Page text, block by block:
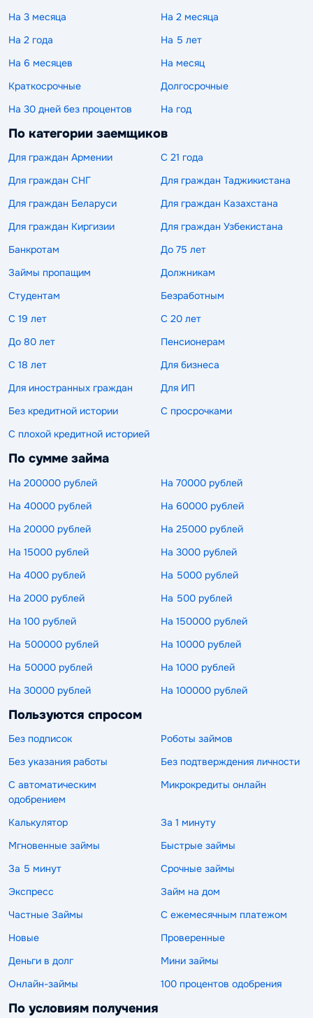
На 3 месяца
На 2 месяца
На 2 года
На 5 лет
На 6 месяцев
На месяц
Краткосрочные
Долгосрочные
На 30 дней без процентов
На год
По категории заемщиков
Для граждан Армении
С 21 года
Для граждан СНГ
Для граждан Таджикистана
Для граждан Беларуси
Для граждан Казахстана
Для граждан Киргизии
Для граждан Узбекистана
Банкротам
До 75 лет
Займы пропащим
Должникам
Студентам
Безработным
С 19 лет
С 20 лет
До 80 лет
Пенсионерам
С 18 лет
Для бизнеса
Для иностранных граждан
Для ИП
Без кредитной истории
С просрочками
С плохой кредитной историей
По сумме займа
На 200000 рублей
На 70000 рублей
На 40000 рублей
На 60000 рублей
На 20000 рублей
На 25000 рублей
На 15000 рублей
На 3000 рублей
На 4000 рублей
На 5000 рублей
На 2000 рублей
На 500 рублей
На 100 рублей
На 150000 рублей
На 500000 рублей
На 10000 рублей
На 50000 рублей
На 1000 рублей
На 30000 рублей
На 100000 рублей
Пользуются спросом
Без подписок
Роботы займов
Без указания работы
Без подтверждения личности
С автоматическим
одобрением
Микрокредиты онлайн
Калькулятор
За 1 минуту
Мгновенные займы
Быстрые займы
За 5 минут
Срочные займы
Экспресс
Займ на дом
Частные Займы
С ежемесячным платежом
Новые
Проверенные
Деньги в долг
Мини займы
Онлайн-займы
100 процентов одобрения
По условиям получения